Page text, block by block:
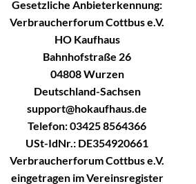
Gesetzliche Anbieterkennung:
Verbraucherforum Cottbus e.V.
HO Kaufhaus
Bahnhofstraße 26
04808 Wurzen
Deutschland-Sachsen
support@hokaufhaus.de
Telefon: 03425 8564366
USt-IdNr.: DE354920661
Verbraucherforum Cottbus e.V.
eingetragen im Vereinsregister